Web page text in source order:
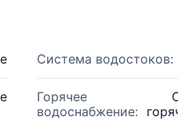
Система водостоков:
Горячее
водоснабжение: